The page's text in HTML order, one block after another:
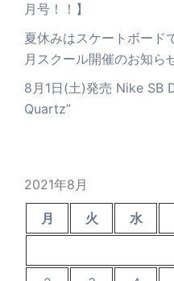
月号！！】
夏休みはスケートボード
月スクール開催のお知ら
8月1日(土)発売 Nike SB
Quartz”
2021年8月
月 火 水